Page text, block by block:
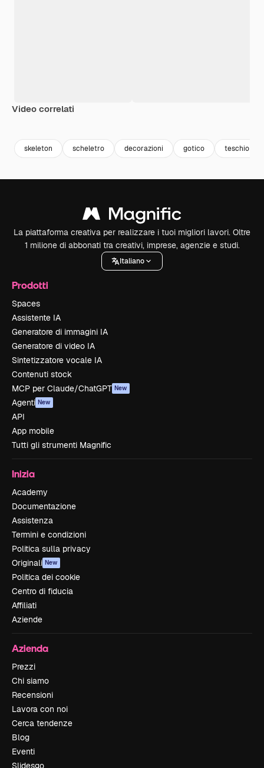
Video correlati
skeleton scheletro decorazioni gotico teschio
La piattaforma creativa per realizzare i tuoi migliori lavori. Oltre
1 milione di abbonati tra creativi, imprese, agenzie e studi.
Italiano
Prodotti
Spaces
Assistente IA
Generatore di immagini IA
Generatore di video IA
Sintetizzatore vocale IA
Contenuti stock
MCP per Claude/ChatGPT New
Agenti New
API
App mobile
Tutti gli strumenti Magnific
Inizia
Academy
Documentazione
Assistenza
Termini e condizioni
Politica sulla privacy
Originali New
Politica dei cookie
Centro di fiducia
Affiliati
Aziende
Azienda
Prezzi
Chi siamo
Recensioni
Lavora con noi
Cerca tendenze
Blog
Eventi
Slidesgo